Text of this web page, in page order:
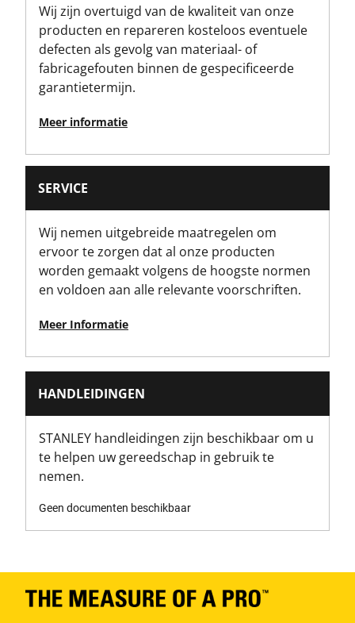
50
Dopgrootte [mm]
8
Wij zijn overtuigd van de kwaliteit van onze
producten en repareren kosteloos eventuele
defecten als gevolg van materiaal- of
fabricagefouten binnen de gespecificeerde
garantietermijn.
Meer informatie
SERVICE
Wij nemen uitgebreide maatregelen om
ervoor te zorgen dat al onze producten
worden gemaakt volgens de hoogste normen
en voldoen aan alle relevante voorschriften.
Meer Informatie
HANDLEIDINGEN
STANLEY handleidingen zijn beschikbaar om u
te helpen uw gereedschap in gebruik te
nemen.
Geen documenten beschikbaar